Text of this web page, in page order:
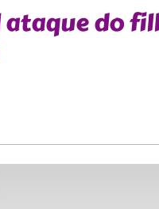
do